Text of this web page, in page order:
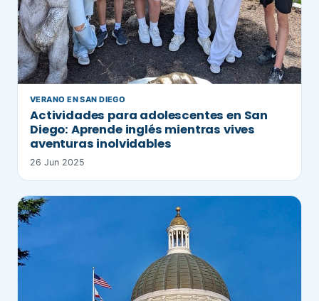
VERANO EN SAN DIEGO
Actividades para adolescentes en San
Diego: Aprende inglés mientras vives
aventuras inolvidables
26 Jun 2025